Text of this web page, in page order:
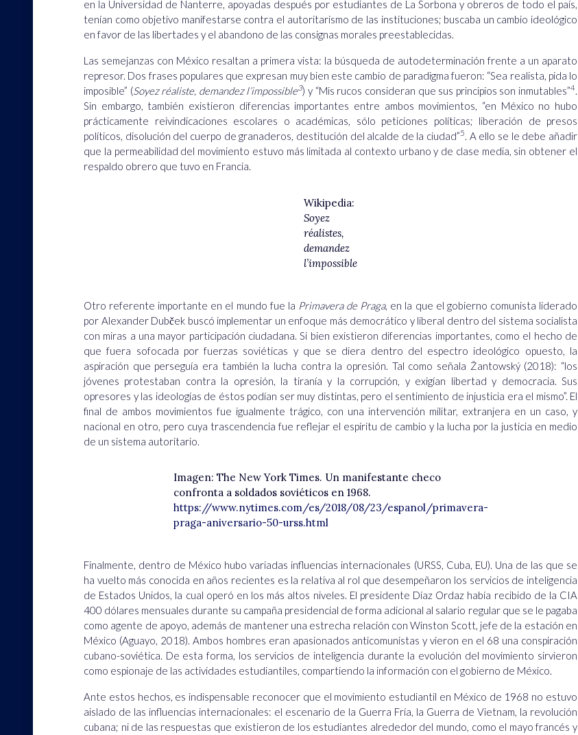
en la Universidad de Nanterre, apoyadas después por estudiantes de La Sorbona y obreros de todo el país,
tenían como objetivo manifestarse contra el autoritarismo de las instituciones; buscaba un cambio ideológico
en favor de las libertades y el abandono de las consignas morales preestablecidas.
Las semejanzas con México resaltan a primera vista: la búsqueda de autodeterminación frente a un aparato
represor. Dos frases populares que expresan muy bien este cambio de paradigma fueron: “Sea realista, pida lo
imposible” (Soyez réaliste, demandez l’impossible3) y “Mis rucos consideran que sus principios son inmutables”4.
Sin embargo, también existieron diferencias importantes entre ambos movimientos, “en México no hubo
prácticamente reivindicaciones escolares o académicas, sólo peticiones políticas; liberación de presos
políticos, disolución del cuerpo de granaderos, destitución del alcalde de la ciudad”5. A ello se le debe añadir
que la permeabilidad del movimiento estuvo más limitada al contexto urbano y de clase media, sin obtener el
respaldo obrero que tuvo en Francia.
Wikipedia:
Soyez
réalistes,
demandez
l’impossible
Otro referente importante en el mundo fue la Primavera de Praga, en la que el gobierno comunista liderado
por Alexander Dubček buscó implementar un enfoque más democrático y liberal dentro del sistema socialista
con miras a una mayor participación ciudadana . Si bien existieron diferencias importantes, como el hecho de
que fuera sofocada por fuerzas soviéticas y que se diera dentro del espectro ideológico opuesto, la
aspiración que perseguía era también la lucha contra la opresión. Tal como señala Žantowský (2018): “los
jóvenes protestaban contra la opresión, la tiranía y la corrupción, y exigían libertad y democracia. Sus
opresores y las ideologías de éstos podían ser muy distintas, pero el sentimiento de injusticia era el mismo”. El
final de ambos movimientos fue igualmente trágico, con una intervención militar, extranjera en un caso, y
nacional en otro, pero cuya trascendencia fue reflejar el espíritu de cambio y la lucha por la justicia en medio
de un sistema autoritario.
Imagen: The New York Times. Un manifestante checo
confronta a soldados soviéticos en 1968.
https://www.nytimes.com/es/2018/08/23/espanol/primavera-
praga-aniversario-50-urss.html
Finalmente, dentro de México hubo variadas influencias internacionales (URSS, Cuba, EU). Una de las que se
ha vuelto más conocida en años recientes es la relativa al rol que desempeñaron los servicios de inteligencia
de Estados Unidos, la cual operó en los más altos niveles. El presidente Díaz Ordaz había recibido de la CIA
400 dólares mensuales durante su campaña presidencial de forma adicional al salario regular que se le pagaba
como agente de apoyo, además de mantener una estrecha relación con Winston Scott, jefe de la estación en
México (Aguayo, 2018). Ambos hombres eran apasionados anticomunistas y vieron en el 68 una conspiración
cubano-soviética. De esta forma, los servicios de inteligencia durante la evolución del movimiento sirvieron
como espionaje de las actividades estudiantiles, compartiendo la información con el gobierno de México.
Ante estos hechos, es indispensable reconocer que el movimiento estudiantil en México de 1968 no estuvo
aislado de las influencias internacionales: el escenario de la Guerra Fría, la Guerra de Vietnam, la revolución
cubana; ni de las respuestas que existieron de los estudiantes alrededor del mundo, como el mayo francés y